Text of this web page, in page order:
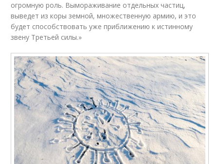
огромную роль. Вымораживание отдельных частиц,
выведет из коры земной, множественную армию, и это
будет способствовать уже приближению к истинному
звену Третьей силы.»